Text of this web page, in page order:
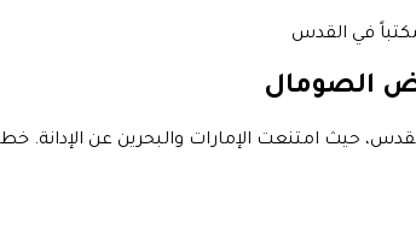
في القدس
الصومال
حيث امتنعت الإمارات والبحرين عن